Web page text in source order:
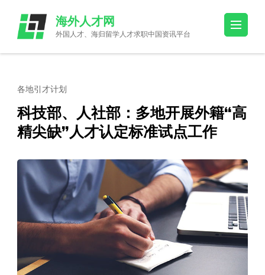
content
(Press
海外人才网
外国人才、海归留学人才求职中国资讯平台
各地引才计划
科技部、人社部：多地开展外籍“高
精尖缺”人才认定标准试点工作